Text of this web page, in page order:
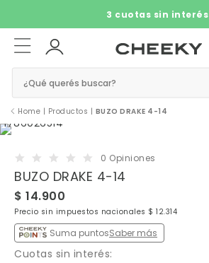
3 cuotas sin interés​ ​
¿Qué querés buscar?
Home | Productos | BUZO DRAKE 4-14
0 Opiniones
BUZO DRAKE 4-14
$ 14.900
Precio sin impuestos nacionales $ 12.314
Suma puntosSaber más
Cuotas sin interés: